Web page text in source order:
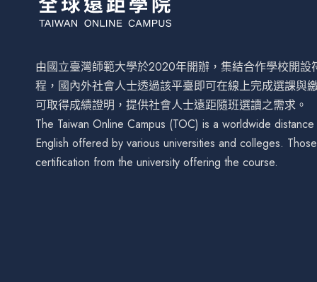
由國立臺灣師範大學於2020年開辦，集結合作學校開
程，國內外社會人士透過該平臺即可在線上完成選課與
可取得成績證明，提供社會人士遠距隨班選讀之需求。
The Taiwan Online Campus (TOC) is a worldwide
English offered by various universities and colleges.
certification from the university offering the course.